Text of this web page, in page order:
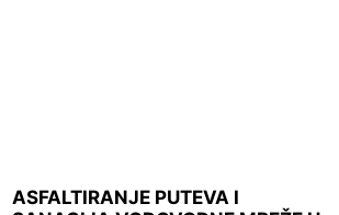
ASFALTIRANJE PUTEVA I